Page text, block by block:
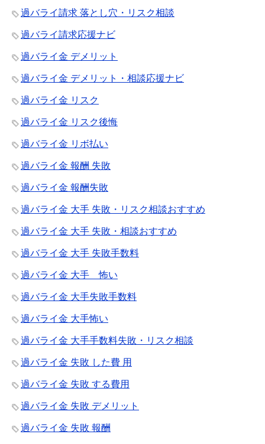
過バライ請求 落とし穴・リスク相談
過バライ請求応援ナビ
過バライ金 デメリット
過バライ金 デメリット・相談応援ナビ
過バライ金 リスク
過バライ金 リスク後悔
過バライ金 リボ払い
過バライ金 報酬 失敗
過バライ金 報酬失敗
過バライ金 大手 失敗・リスク相談おすすめ
過バライ金 大手 失敗・相談おすすめ
過バライ金 大手 失敗手数料
過バライ金 大手 怖い
過バライ金 大手失敗手数料
過バライ金 大手怖い
過バライ金 大手手数料失敗・リスク相談
過バライ金 失敗 した費 用
過バライ金 失敗 する費用
過バライ金 失敗 デメリット
過バライ金 失敗 報酬